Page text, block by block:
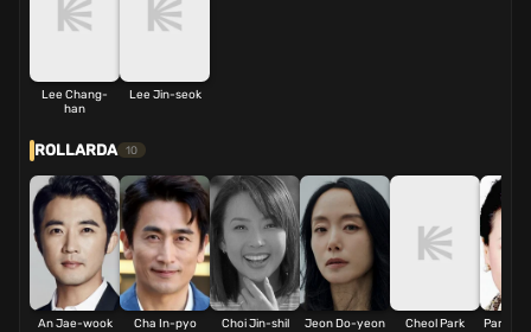
Lee Chang-
han
Lee Jin-seok
ROLLARDA 10
An Jae-wook Cha In-pyo Choi Jin-shil Jeon Do-yeon Cheol Park Park